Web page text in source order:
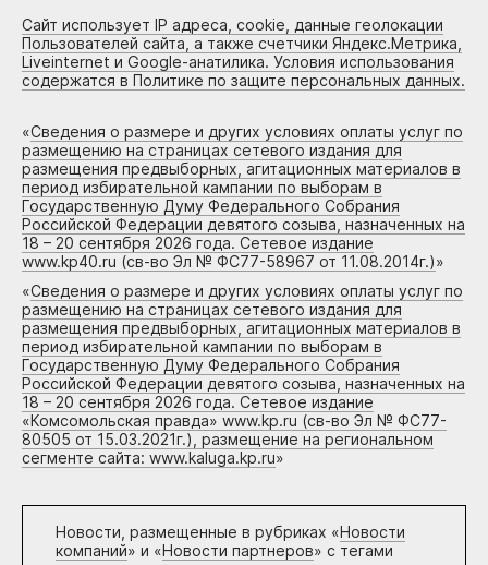
Сайт использует IP адреса, cookie, данные геолокации
Пользователей сайта, а также счетчики Яндекс.Метрика,
Liveinternet и Google-анатилика. Условия использования
содержатся в Политике по защите персональных данных.
«Сведения о размере и других условиях оплаты услуг по
размещению на страницах сетевого издания для
размещения предвыборных, агитационных материалов в
период избирательной кампании по выборам в
Государственную Думу Федерального Собрания
Российской Федерации девятого созыва, назначенных на
18 – 20 сентября 2026 года. Сетевое издание
www.kp40.ru (св-во Эл № ФС77-58967 от 11.08.2014г.)»
«Сведения о размере и других условиях оплаты услуг по
размещению на страницах сетевого издания для
размещения предвыборных, агитационных материалов в
период избирательной кампании по выборам в
Государственную Думу Федерального Собрания
Российской Федерации девятого созыва, назначенных на
18 – 20 сентября 2026 года. Сетевое издание
«Комсомольская правда» www.kp.ru (св-во Эл № ФС77-
80505 от 15.03.2021г.), размещение на региональном
сегменте сайта: www.kaluga.kp.ru»
Новости, размещенные в рубриках «Новости
компаний» и «Новости партнеров» с тегами